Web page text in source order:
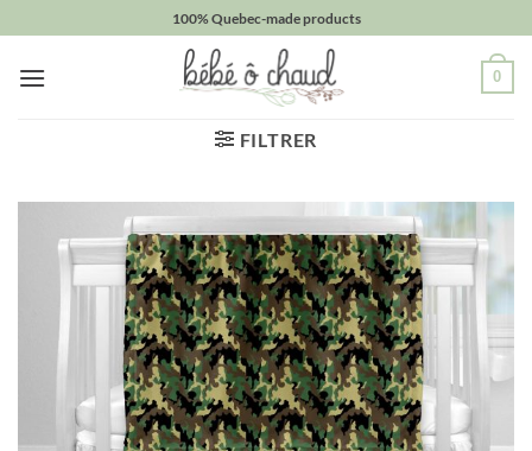
au
contenu
100% Quebec-made products
0
FILTRER